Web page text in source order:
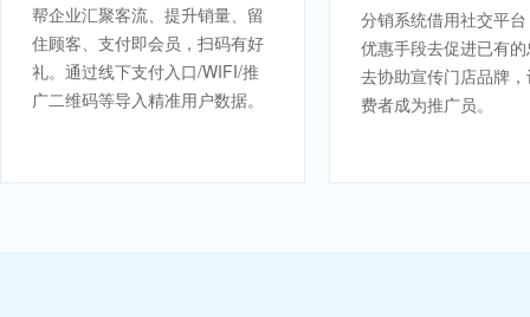
帮企业汇聚客流、提升销量、留
住顾客、支付即会员，扫码有好
礼。通过线下支付入口/WIFI/推
广二维码等导入精准用户数据。
分销系统借用社交平
优惠手段去促进已有
去协助宣传门店品牌
费者成为推广员。